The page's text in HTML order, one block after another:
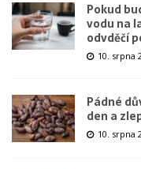
Pokud
vodu na
odvděčí
10. srpna
Pádné
den a
10. srpna